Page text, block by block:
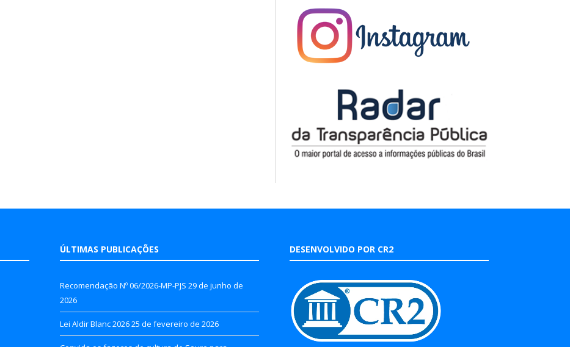
ÚLTIMAS PUBLICAÇÕES
Recomendação Nº 06/2026-MP-PJS 29 de junho de
2026
Lei Aldir Blanc 202625 de fevereiro de 2026
DESENVOLVIDO POR CR2